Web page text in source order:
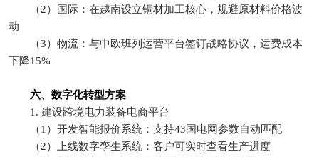
（2）国际：在越南设立铜材加工核心，规避原材料价格波
动
（3）物流：与中欧班列运营平台签订战略协议，运费成本
下降15%
六、数字化转型方案
1. 建设跨境电力装备电商平台
（1）开发智能报价系统：支持43国电网参数自动匹配
（2）上线数字孪生系统：客户可实时查看生产进度